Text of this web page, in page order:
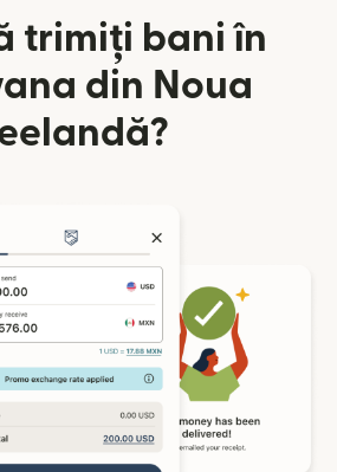
trimiți bani în
din Noua